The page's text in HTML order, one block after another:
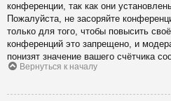
конференции, так как они
Пожалуйста, не засоряйте
только для того, чтобы повысить
конференций это запрещено, и
понизят значение вашего счётчика
Вернуться к началу